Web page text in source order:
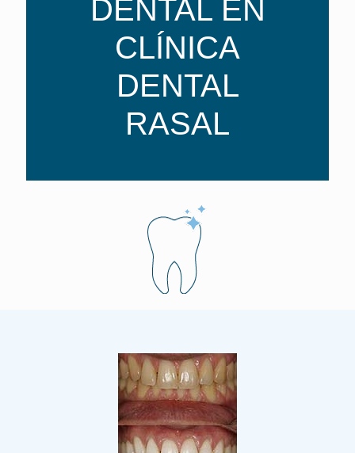
DENTAL EN
CLÍNICA
DENTAL
RASAL